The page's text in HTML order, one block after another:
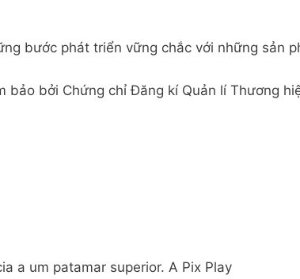
bước phát triển vững chắc với những sản
bởi Chứng chỉ Đăng kí Quản lí Thương
a um patamar superior. A Pix Play